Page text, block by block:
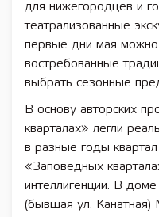
для нижегородцев и
театрализованные
первые дни мая можно
востребованные
выбрать сезонные
В основу авторских
кварталах» легли
в разные годы
«Заповедных
интеллигенции. В
(бывшая ул. Канатная)